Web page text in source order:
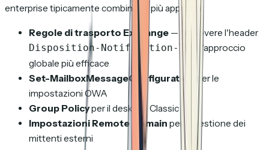
enterprise tipicamente combinano più approcci:
Regole di trasporto Exchange — rimuovere l'header
Disposition-Notification-To
è l'approccio
globale più efficace
Set-MailboxMessageConfiguration
per le
impostazioni OWA
Group Policyper il desktop Classic
Impostazioni Remote Domain per là gestione dei
mittenti esterni